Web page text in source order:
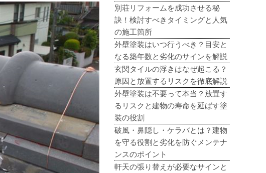
別荘リフォームを成功させる秘
訣！検討すべきタイミングと人気
の施工箇所
外壁塗装はいつ行うべき？目安と
なる築年数と劣化のサインを解説
玄関タイルの浮きはなぜ起こる？
原因と放置するリスクを徹底解説
外壁塗装は不要って本当？放置す
るリスクと建物の寿命を延ばす塗
装の役割
破風・鼻隠し・ケラバとは？建物
を守る役割と劣化を防ぐメンテナ
ンスのポイント
軒天の張り替えが必要なサインと